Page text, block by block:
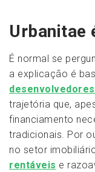
Urbanitae
É normal se
a explicação é
trajetória que,
financiamento
tradicionais. Por
no setor
rentáveis e